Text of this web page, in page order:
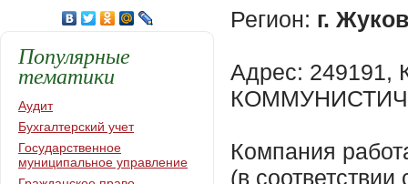
Регион: г.
Адрес:
Компания
(в
Популярные
тематики
Аудит
Бухгалтерский учет
Государственное
муниципальное управление